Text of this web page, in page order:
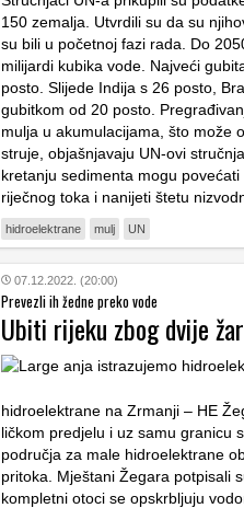
150 zemalja. Utvrdili su da su
su bili u početnoj fazi rada. Do
milijardi kubika vode. Najveći
posto. Slijede Indija s 26 posto,
gubitkom od 20 posto.
mulja u akumulacijama, što može
struje, objašnjavaju UN-ovi
kretanju sedimenta mogu
riječnog toka i nanijeti štetu
hidroelektrane mulj UN
07.12.2022. (20:00)
Prevezli ih žedne preko vode
Ubiti rijeku zbog dvije
hidroelektrane na Zrmanji – HE
ličkom predjelu i uz samu granicu
područja za male hidroelektrane
pritoka. Mještani Žegara potpisali
kompletni otoci se opskrbljuju